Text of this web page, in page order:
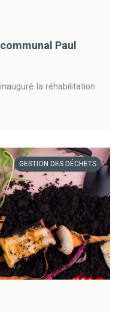
Paul
inauguré la réhabilitation
GESTION DES DÉCHETS